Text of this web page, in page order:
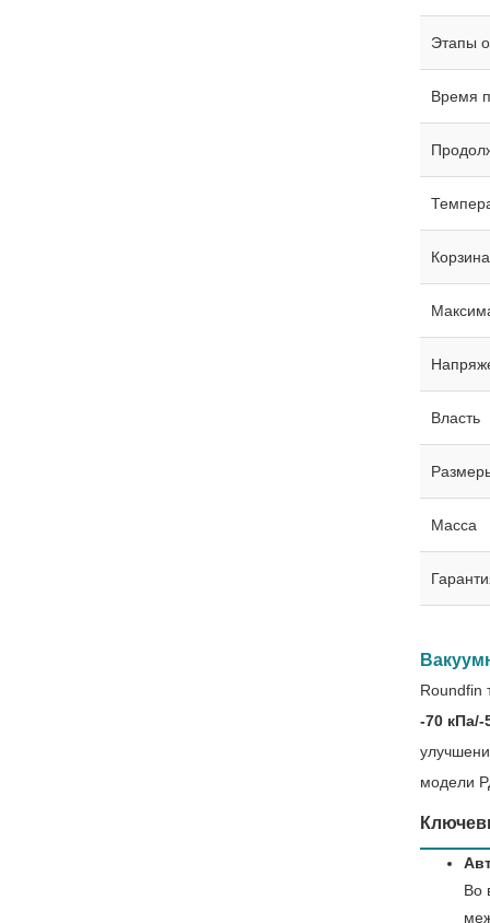
Этапы
Время
Власть
Масса
Roundfin
-70 кПа/-
модели
Во